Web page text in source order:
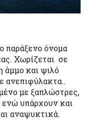
παράξενο όνομα
Χωρίζεται σε
άμμο και ψιλό
ανεπιφύλακτα..
με ξαπλώστρες,
ενώ υπάρχουν και
αναψυκτικά.